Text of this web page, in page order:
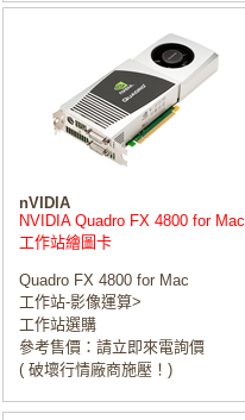
nVIDIA
NVIDIA Quadro FX 4800 for Mac
工作站繪圖卡
Quadro FX 4800 for Mac
工作站-影像運算>
工作站選購
參考售價：請立即來電詢價
( 破壞行情廠商施壓！)